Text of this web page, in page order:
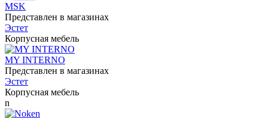
MSK
Представлен в магазинах
Эстет
Корпусная мебель
MY INTERNO
Представлен в магазинах
Эстет
Корпусная мебель
n